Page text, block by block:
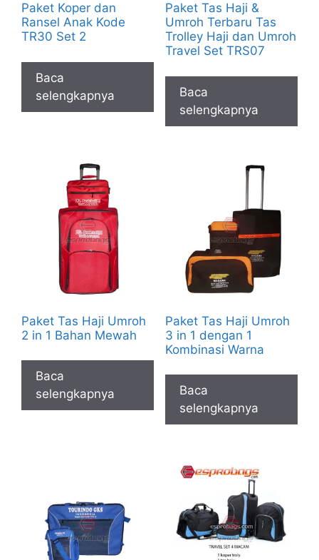
Paket Koper dan
Ransel Anak Kode
TR30 Set 2
Baca
selengkapnya
Paket Tas Haji &
Umroh Terbaru Tas
Trolley Haji dan Umroh
Travel Set TRS07
Baca
selengkapnya
Paket Tas Haji Umroh
2 in 1 Bahan Mewah
Baca
selengkapnya
Paket Tas Haji Umroh
3 in 1 dengan 1
Kombinasi Warna
Baca
selengkapnya